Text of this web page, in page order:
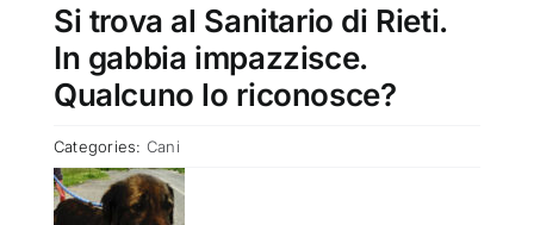
SMARRITI O DA ADOTTARE
ADOTTATI O RITROVATI
Si trova al Sanitario di Rieti.
In gabbia impazzisce.
Qualcuno lo riconosce?
Categories: Cani